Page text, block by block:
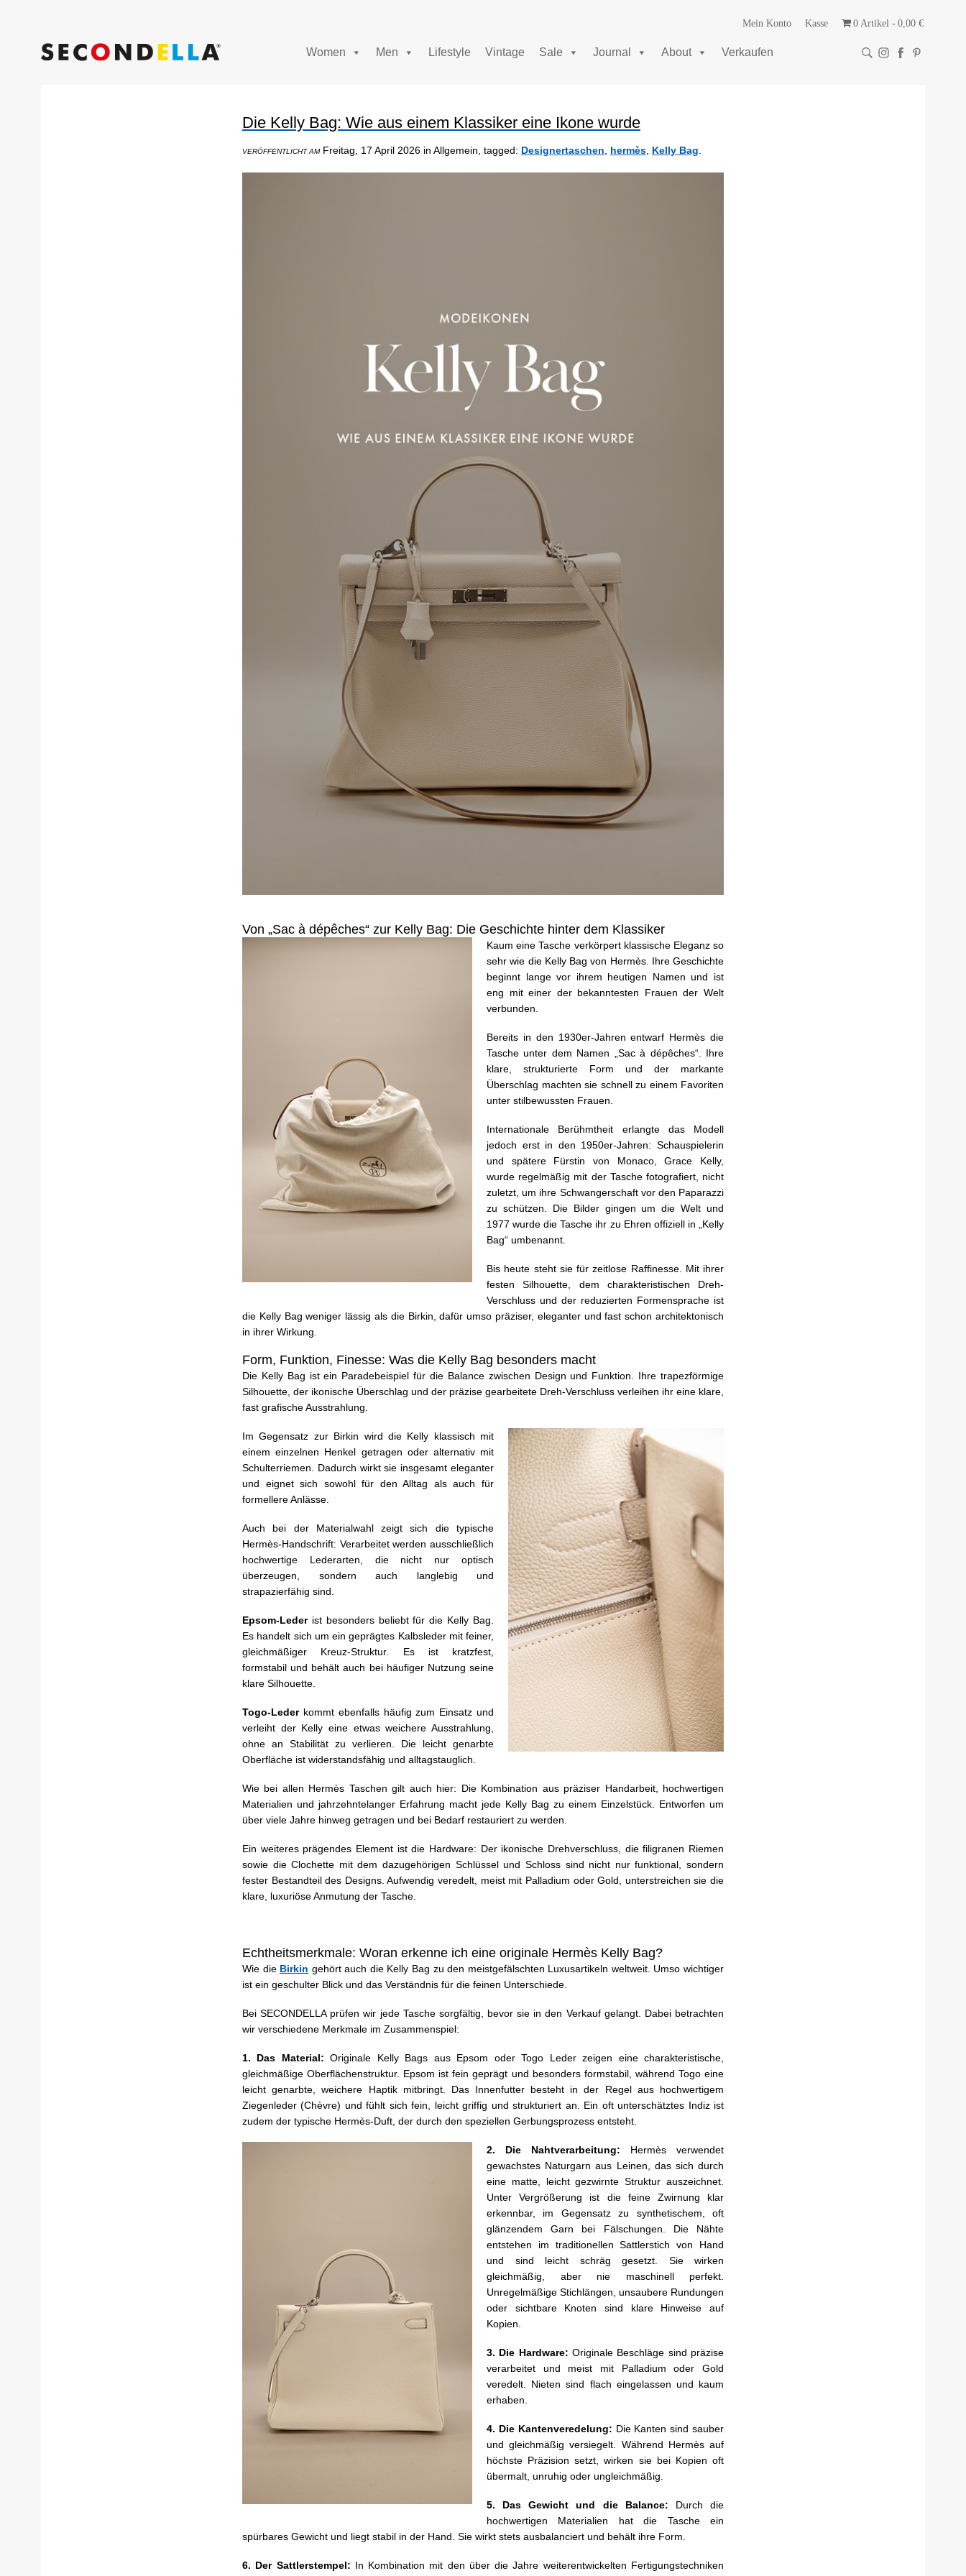
Mein Konto Kasse 0 Artikel 0,00 €
Women Men Lifestyle Vintage Sale Journal About Verkaufen
Die Kelly Bag: Wie aus einem Klassiker eine Ikone wurde
VERÖFFENTLICHT AMFreitag, 17 April 2026 in Allgemein, tagged: Designertaschen, hermès, Kelly Bag.
Von „Sac à dépêches“ zur Kelly Bag: Die Geschichte hinter dem Klassiker
Kaum eine Tasche verkörpert klassische Eleganz so
sehr wie die Kelly Bag von Hermès. Ihre Geschichte
beginnt lange vor ihrem heutigen Namen und ist
eng mit einer der bekanntesten Frauen der Welt
verbunden.
Bereits in den 1930er-Jahren entwarf Hermès die
Tasche unter dem Namen „Sac à dépêches“. Ihre
klare, strukturierte Form und der markante
Überschlag machten sie schnell zu einem Favoriten
unter stilbewussten Frauen.
Internationale Berühmtheit erlangte das Modell
jedoch erst in den 1950er-Jahren: Schauspielerin
und spätere Fürstin von Monaco, Grace Kelly,
wurde regelmäßig mit der Tasche fotografiert, nicht
zuletzt, um ihre Schwangerschaft vor den Paparazzi
zu schützen. Die Bilder gingen um die Welt und
1977 wurde die Tasche ihr zu Ehren offiziell in „Kelly
Bag“ umbenannt.
Bis heute steht sie für zeitlose Raffinesse. Mit ihrer
festen Silhouette, dem charakteristischen Dreh-
Verschluss und der reduzierten Formensprache ist
die Kelly Bag weniger lässig als die Birkin, dafür umso präziser, eleganter und fast schon architektonisch
in ihrer Wirkung.
Form, Funktion, Finesse: Was die Kelly Bag besonders macht
Die Kelly Bag ist ein Paradebeispiel für die Balance zwischen Design und Funktion. Ihre trapezförmige
Silhouette, der ikonische Überschlag und der präzise gearbeitete Dreh-Verschluss verleihen ihr eine klare,
fast grafische Ausstrahlung.
Im Gegensatz zur Birkin wird die Kelly klassisch mit
einem einzelnen Henkel getragen oder alternativ mit
Schulterriemen. Dadurch wirkt sie insgesamt eleganter
und eignet sich sowohl für den Alltag als auch für
formellere Anlässe.
Auch bei der Materialwahl zeigt sich die typische
Hermès-Handschrift: Verarbeitet werden ausschließlich
hochwertige Lederarten, die nicht nur optisch
überzeugen, sondern auch langlebig und
strapazierfähig sind.
Epsom-Lederist besonders beliebt für die Kelly Bag.
Es handelt sich um ein geprägtes Kalbsleder mit feiner,
gleichmäßiger Kreuz-Struktur. Es ist kratzfest,
formstabil und behält auch bei häufiger Nutzung seine
klare Silhouette.
Togo-Lederkommt ebenfalls häufig zum Einsatz und
verleiht der Kelly eine etwas weichere Ausstrahlung,
ohne an Stabilität zu verlieren. Die leicht genarbte
Oberfläche ist widerstandsfähig und alltagstauglich.
Wie bei allen Hermès Taschen gilt auch hier: Die Kombination aus präziser Handarbeit, hochwertigen
Materialien und jahrzehntelanger Erfahrung macht jede Kelly Bag zu einem Einzelstück. Entworfen um
über viele Jahre hinweg getragen und bei Bedarf restauriert zu werden.
Ein weiteres prägendes Element ist die Hardware: Der ikonische Drehverschluss, die filigranen Riemen
sowie die Clochette mit dem dazugehörigen Schlüssel und Schloss sind nicht nur funktional, sondern
fester Bestandteil des Designs. Aufwendig veredelt, meist mit Palladium oder Gold, unterstreichen sie die
klare, luxuriöse Anmutung der Tasche.
Echtheitsmerkmale: Woran erkenne ich eine originale Hermès Kelly Bag?
Wie die Birkin gehört auch die Kelly Bag zu den meistgefälschten Luxusartikeln weltweit. Umso wichtiger
ist ein geschulter Blick und das Verständnis für die feinen Unterschiede.
Bei SECONDELLA prüfen wir jede Tasche sorgfältig, bevor sie in den Verkauf gelangt. Dabei betrachten
wir verschiedene Merkmale im Zusammenspiel:
1. Das Material:Originale Kelly Bags aus Epsom oder Togo Leder zeigen eine charakteristische,
gleichmäßige Oberflächenstruktur. Epsom ist fein geprägt und besonders formstabil, während Togo eine
leicht genarbte, weichere Haptik mitbringt. Das Innenfutter besteht in der Regel aus hochwertigem
Ziegenleder (Chèvre) und fühlt sich fein, leicht griffig und strukturiert an. Ein oft unterschätztes Indiz ist
zudem der typische Hermès-Duft, der durch den speziellen Gerbungsprozess entsteht.
2. Die Nahtverarbeitung: Hermès verwendet
gewachstes Naturgarn aus Leinen, das sich durch
eine matte, leicht gezwirnte Struktur auszeichnet.
Unter Vergrößerung ist die feine Zwirnung klar
erkennbar, im Gegensatz zu synthetischem, oft
glänzendem Garn bei Fälschungen. Die Nähte
entstehen im traditionellen Sattlerstich von Hand
und sind leicht schräg gesetzt. Sie wirken
gleichmäßig, aber nie maschinell perfekt.
Unregelmäßige Stichlängen, unsaubere Rundungen
oder sichtbare Knoten sind klare Hinweise auf
Kopien.
3. Die Hardware: Originale Beschläge sind präzise
verarbeitet und meist mit Palladium oder Gold
veredelt. Nieten sind flach eingelassen und kaum
erhaben.
4. Die Kantenveredelung: Die Kanten sind sauber
und gleichmäßig versiegelt. Während Hermès auf
höchste Präzision setzt, wirken sie bei Kopien oft
übermalt, unruhig oder ungleichmäßig.
5. Das Gewicht und die Balance: Durch die
hochwertigen Materialien hat die Tasche ein
spürbares Gewicht und liegt stabil in der Hand. Sie wirkt stets ausbalanciert und behält ihre Form.
6. Der Sattlerstempel: In Kombination mit den über die Jahre weiterentwickelten Fertigungstechniken